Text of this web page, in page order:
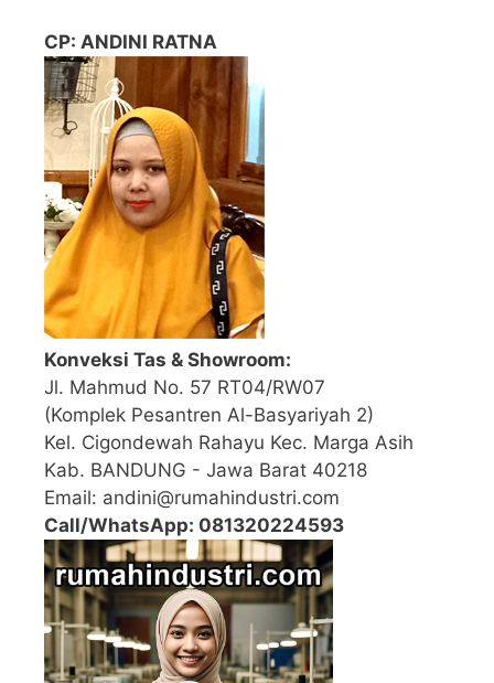
CP: ANDINI RATNA
Konveksi Tas & Showroom:
Jl. Mahmud No. 57 RT04/RW07
(Komplek Pesantren Al-Basyariyah 2)
Kel. Cigondewah Rahayu Kec. Marga Asih
Kab. BANDUNG - Jawa Barat 40218
Email: andini@rumahindustri.com
Call/WhatsApp: 081320224593